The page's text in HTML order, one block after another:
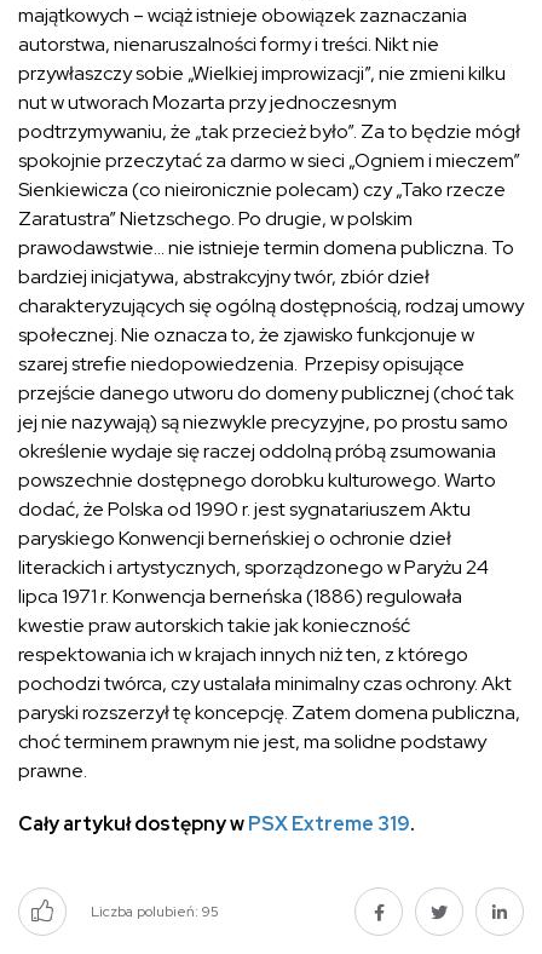
majątkowych – wciąż istnieje obowiązek zaznaczania
autorstwa, nienaruszalności formy i treści. Nikt nie
przywłaszczy sobie „Wielkiej improwizacji”, nie zmieni kilku
nut w utworach Mozarta przy jednoczesnym
podtrzymywaniu, że „tak przecież było”. Za to będzie mógł
spokojnie przeczytać za darmo w sieci „Ogniem i mieczem”
Sienkiewicza (co nieironicznie polecam) czy „Tako rzecze
Zaratustra” Nietzschego. Po drugie, w polskim
prawodawstwie… nie istnieje termin domena publiczna. To
bardziej inicjatywa, abstrakcyjny twór, zbiór dzieł
charakteryzujących się ogólną dostępnością, rodzaj umowy
społecznej. Nie oznacza to, że zjawisko funkcjonuje w
szarej strefie niedopowiedzenia. Przepisy opisujące
przejście danego utworu do domeny publicznej (choć tak
jej nie nazywają) są niezwykle precyzyjne, po prostu samo
określenie wydaje się raczej oddolną próbą zsumowania
powszechnie dostępnego dorobku kulturowego. Warto
dodać, że Polska od 1990 r. jest sygnatariuszem Aktu
paryskiego Konwencji berneńskiej o ochronie dzieł
literackich i artystycznych, sporządzonego w Paryżu 24
lipca 1971 r. Konwencja berneńska (1886) regulowała
kwestie praw autorskich takie jak konieczność
respektowania ich w krajach innych niż ten, z którego
pochodzi twórca, czy ustalała minimalny czas ochrony. Akt
paryski rozszerzył tę koncepcję. Zatem domena publiczna,
choć terminem prawnym nie jest, ma solidne podstawy
prawne.
Cały artykuł dostępny wPSX Extreme 319.
Liczba polubień: 95